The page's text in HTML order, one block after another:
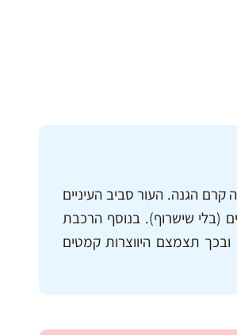
הגנה. העור סביב העיניים
(בלי שישרוף). בנוסף הרכבת
תצמצם היווצרות קמטים